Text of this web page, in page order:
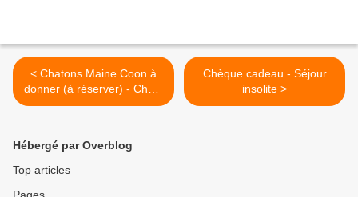
< Chatons Maine Coon à
donner (à réserver) - Chats
de la jarousse !
Chèque cadeau - Séjour
insolite >
Hébergé par Overblog
Top articles